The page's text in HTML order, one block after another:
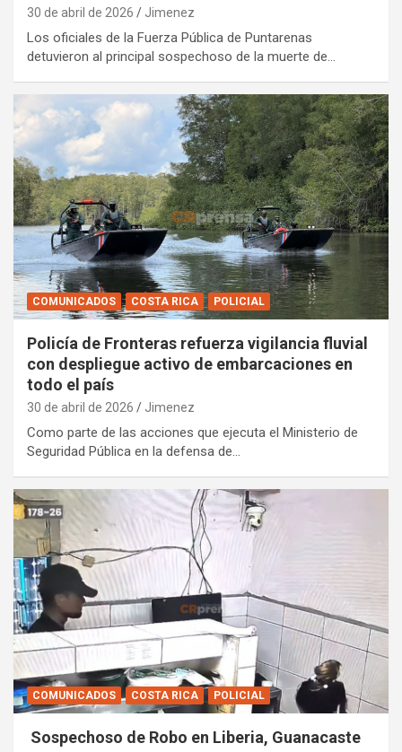
30 de abril de 2026 Jimenez
Los oficiales de la Fuerza Pública de Puntarenas
detuvieron al principal sospechoso de la muerte de…
COMUNICADOS COSTA RICA POLICIAL
Policía de Fronteras refuerza vigilancia fluvial
con despliegue activo de embarcaciones en
todo el país
30 de abril de 2026 Jimenez
Como parte de las acciones que ejecuta el Ministerio de
Seguridad Pública en la defensa de…
COMUNICADOS COSTA RICA POLICIAL
Sospechoso de Robo en Liberia, Guanacaste